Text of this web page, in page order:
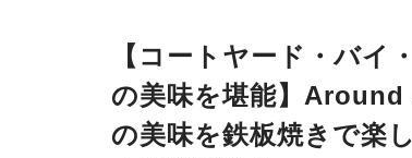
【コートヤード・バ
の美味を堪能】Around
の美味を鉄板焼きで楽